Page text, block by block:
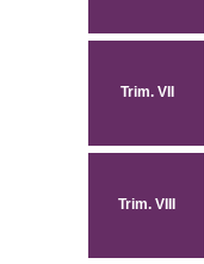
Trim. VII
Trim. VIII